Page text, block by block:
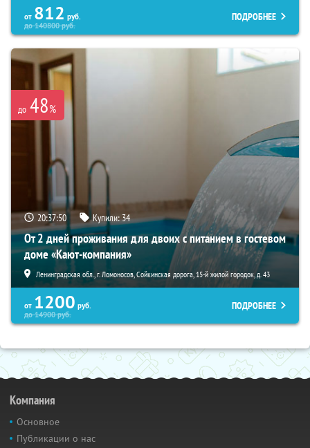
от 812 руб.
до140800руб.
ПОДРОБНЕЕ
до 48%
20:37:49 Купили:34
От 2 дней проживания для двоих с питанием в гостевом
доме «Кают-компания»
Ленинградская обл., г. Ломоносов, Сойкинская дорога, 15-й жилой городок, д. 43
от 1200 руб.
до14900руб.
ПОДРОБНЕЕ
Компания
Основное
Публикации о нас